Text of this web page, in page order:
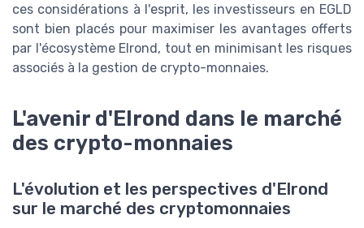
ces considérations à l'esprit, les investisseurs en EGLD
sont bien placés pour maximiser les avantages offerts
par l'écosystème Elrond, tout en minimisant les risques
associés à la gestion de crypto-monnaies.
L'avenir d'Elrond dans le marché
des crypto-monnaies
L'évolution et les perspectives d'Elrond
sur le marché des cryptomonnaies